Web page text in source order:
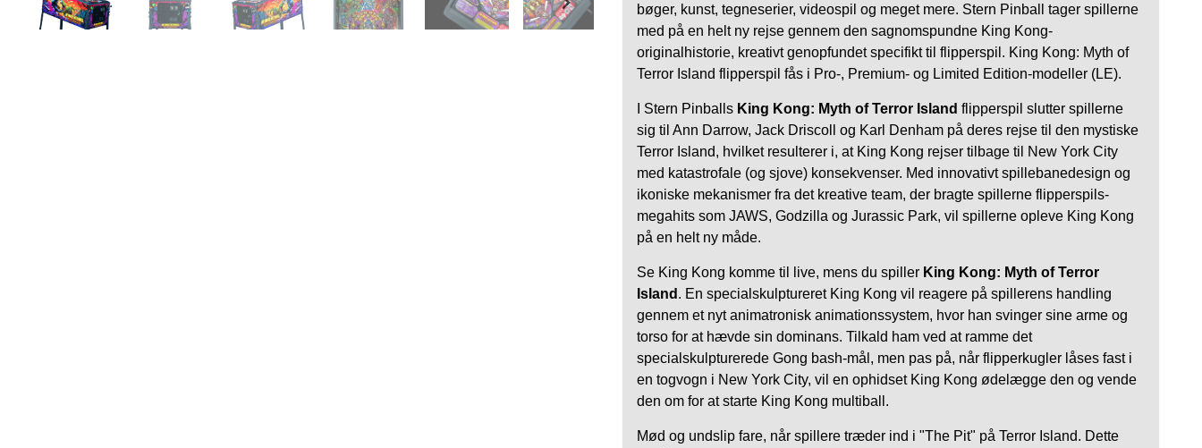
bøger, kunst, tegneserier, videospil og meget mere. Stern Pinball tager spillerne
med på en helt ny rejse gennem den sagnomspundne King Kong-
originalhistorie, kreativt genopfundet specifikt til flipperspil. King Kong: Myth of
Terror Island flipperspil fås i Pro-, Premium- og Limited Edition-modeller (LE).
I Stern Pinballs King Kong: Myth of Terror Island flipperspil slutter spillerne
sig til Ann Darrow, Jack Driscoll og Karl Denham på deres rejse til den mystiske
Terror Island, hvilket resulterer i, at King Kong rejser tilbage til New York City
med katastrofale (og sjove) konsekvenser. Med innovativt spillebanedesign og
ikoniske mekanismer fra det kreative team, der bragte spillerne flipperspils-
megahits som JAWS, Godzilla og Jurassic Park, vil spillerne opleve King Kong
på en helt ny måde.
Se King Kong komme til live, mens du spiller King Kong: Myth of Terror
Island . En specialskulptureret King Kong vil reagere på spillerens handling
gennem et nyt animatronisk animationssystem, hvor han svinger sine arme og
torso for at hævde sin dominans. Tilkald ham ved at ramme det
specialskulpturerede Gong bash-mål, men pas på, når flipperkugler låses fast i
en togvogn i New York City, vil en ophidset King Kong ødelægge den og vende
den om for at starte King Kong multiball.
Mød og undslip fare, når spillere træder ind i "The Pit" på Terror Island. Dette